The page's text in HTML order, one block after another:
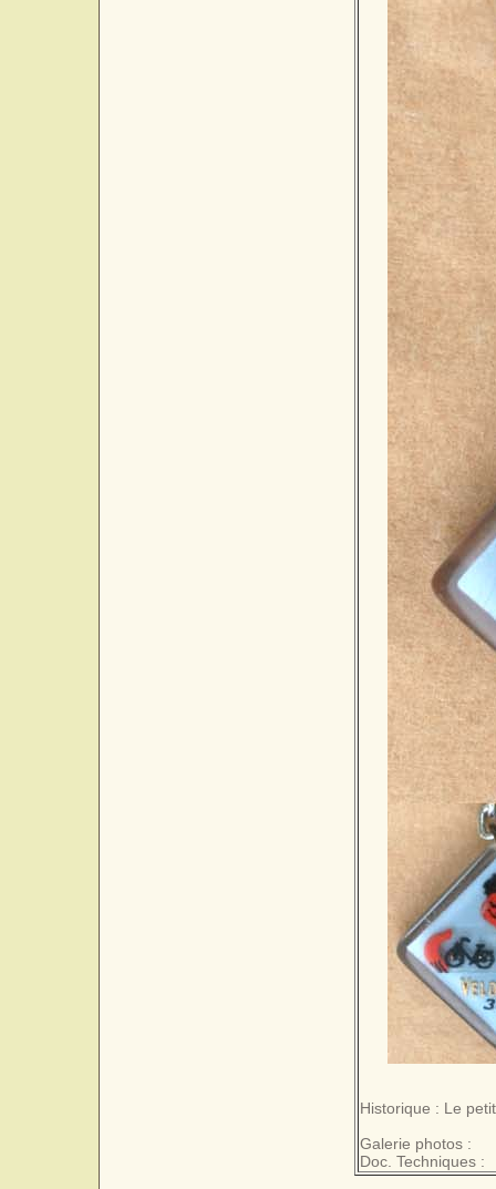
Historique : Le
Galerie photos :
Doc. Techniques :